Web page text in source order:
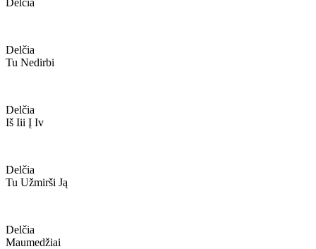
Delčia
Delčia
Tu Nedirbi
Delčia
Iš Iii Į Iv
Delčia
Tu Užmirši Ją
Delčia
Maumedžiai